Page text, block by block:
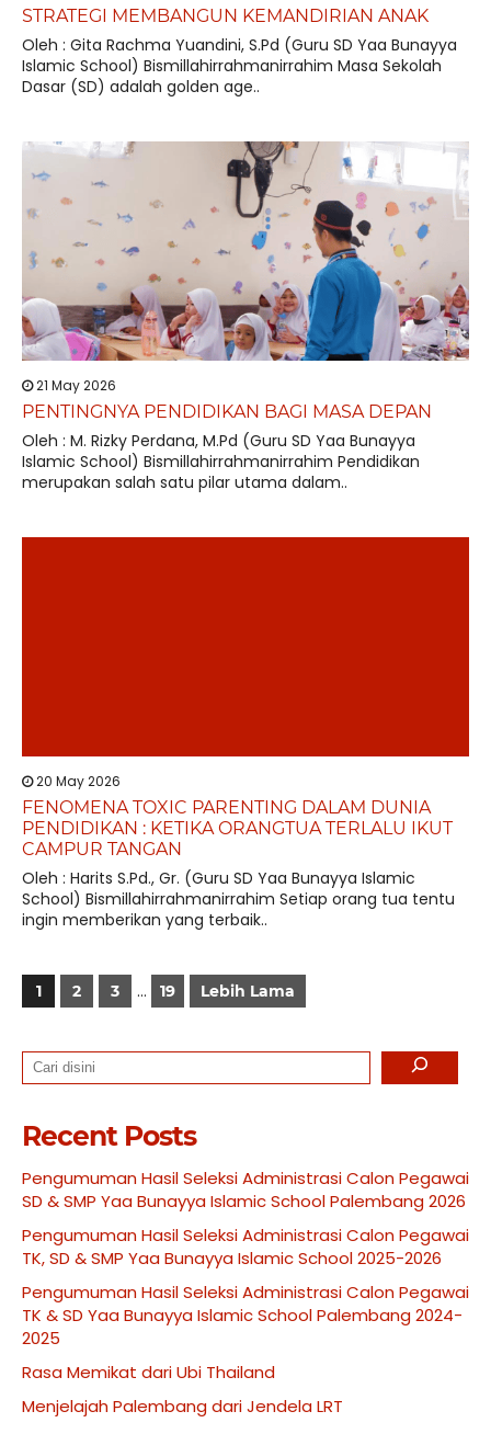
STRATEGI MEMBANGUN KEMANDIRIAN ANAK
Oleh : Gita Rachma Yuandini, S.Pd (Guru SD Yaa Bunayya
Islamic School) Bismillahirrahmanirrahim Masa Sekolah
Dasar (SD) adalah golden age..
21 May 2026
PENTINGNYA PENDIDIKAN BAGI MASA DEPAN
Oleh : M. Rizky Perdana, M.Pd (Guru SD Yaa Bunayya
Islamic School) Bismillahirrahmanirrahim Pendidikan
merupakan salah satu pilar utama dalam..
20 May 2026
FENOMENA TOXIC PARENTING DALAM DUNIA
PENDIDIKAN : KETIKA ORANGTUA TERLALU IKUT
CAMPUR TANGAN
Oleh : Harits S.Pd., Gr. (Guru SD Yaa Bunayya Islamic
School) Bismillahirrahmanirrahim Setiap orang tua tentu
ingin memberikan yang terbaik..
1 2 3 … 19 Lebih Lama
Search
Recent Posts
Pengumuman Hasil Seleksi Administrasi Calon Pegawai
SD & SMP Yaa Bunayya Islamic School Palembang 2026
Pengumuman Hasil Seleksi Administrasi Calon Pegawai
TK, SD & SMP Yaa Bunayya Islamic School 2025-2026
Pengumuman Hasil Seleksi Administrasi Calon Pegawai
TK & SD Yaa Bunayya Islamic School Palembang 2024-
2025
Rasa Memikat dari Ubi Thailand
Menjelajah Palembang dari Jendela LRT